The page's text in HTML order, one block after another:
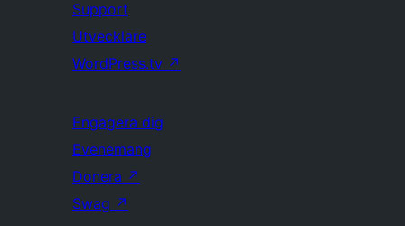
Support
Utvecklare
WordPress.tv ↗
Engagera dig
Evenemang
Donera ↗
Swag ↗